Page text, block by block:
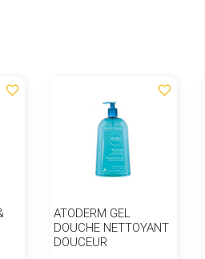
favorite_border favorite_border
ATODERM GEL
DOUCHE NETTOYANT
DOUCEUR